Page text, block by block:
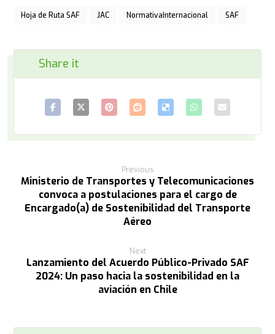
Hoja de Ruta SAF JAC NormativaInternacional SAF
Previous
Ministerio de Transportes y Telecomunicaciones
convoca a postulaciones para el cargo de
Encargado(a) de Sostenibilidad del Transporte
Aéreo
Next
Lanzamiento del Acuerdo Público-Privado SAF
2024: Un paso hacia la sostenibilidad en la
aviación en Chile